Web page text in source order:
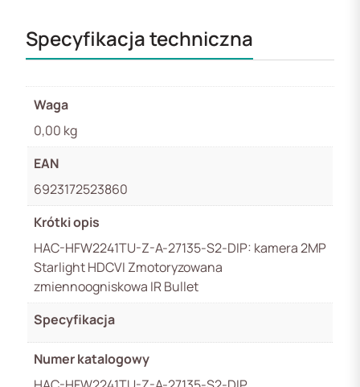
Specyfikacja techniczna
Waga
0,00 kg
EAN
6923172523860
Krótki opis
HAC-HFW2241TU-Z-A-27135-S2-DIP: kamera 2MP
Starlight HDCVI Zmotoryzowana
zmiennoogniskowa IR Bullet
Specyfikacja
Numer katalogowy